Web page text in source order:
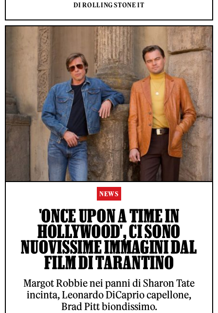
DI ROLLING STONE IT
NEWS
'ONCE UPON A TIME IN
HOLLYWOOD', CI SONO
NUOVISSIME IMMAGINI DAL
FILM DI TARANTINO
Margot Robbie nei panni di Sharon Tate
incinta, Leonardo DiCaprio capellone,
Brad Pitt biondissimo.